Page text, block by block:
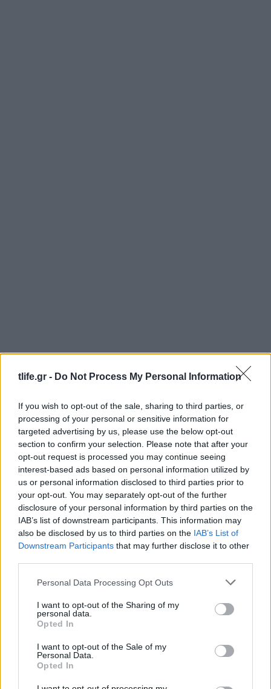
tlife.gr - Do Not Process My Personal Information
If you wish to opt-out of the sale, sharing to third parties, or
processing of your personal or sensitive information for
targeted advertising by us, please use the below opt-out
section to confirm your selection. Please note that after your
opt-out request is processed you may continue seeing
interest-based ads based on personal information utilized by
us or personal information disclosed to third parties prior to
your opt-out. You may separately opt-out of the further
disclosure of your personal information by third parties on the
IAB’s list of downstream participants. This information may
also be disclosed by us to third parties on the IAB’s List of
Downstream Participants that may further disclose it to other
Please note that this website/app uses one or more Google
not limited to your visit or usage behaviour. You may click to
grant or deny consent to Google and its third-party tags to
use your data for below specified purposes in below Google
consent section.
Personal Data Processing Opt Outs
I want to opt-out of the Sharing of my
personal data.
Opted In
I want to opt-out of the Sale of my
Personal Data.
Opted In